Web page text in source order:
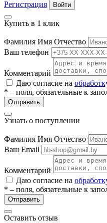
Регистрация
Войти
Купить в 1 клик
Фамилия Имя Отчество
Ваш телефон
Комментарий
Даю согласие на
* – поля, обязательные к
Отправить
Узнать о поступлении
Фамилия Имя Отчество
Ваш Email
Комментарий
Даю согласие на
* – поля, обязательные к
Отправить
Оставить отзыв